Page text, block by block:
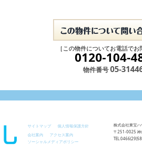
［この物件についてお電話でお
0120-104-
物件番号05-
サイトマップ
個人情報保護方針
会社案内
アクセス案内
ソーシャルメディアポリシー
株式会社東宝ハ
〒251-0025 神